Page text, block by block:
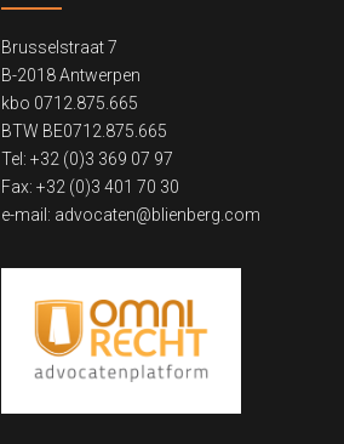
Brusselstraat 7
B-2018 Antwerpen
kbo 0712.875.665
BTW BE0712.875.665
Tel: +32 (0)3 369 07 97
Fax: +32 (0)3 401 70 30
e-mail: advocaten@blienberg.com